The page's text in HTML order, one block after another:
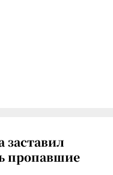
заставил
пропавшие